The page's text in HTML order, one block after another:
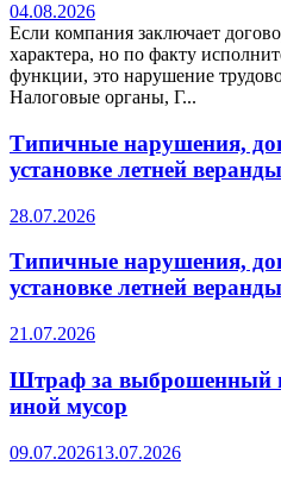
04.08.2026
Если компания заключает
характера, но по факту
функции, это нарушение
Налоговые органы, Г...
Типичные нарушения,
установке летней
28.07.2026
Типичные нарушения,
установке летней
21.07.2026
Штраф за выброшенный
иной мусор
09.07.202613.07.2026